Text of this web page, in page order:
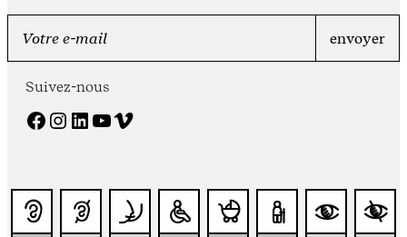
Suivez-nous
Facebook Instagram LinkedIn YouTube Vimeo